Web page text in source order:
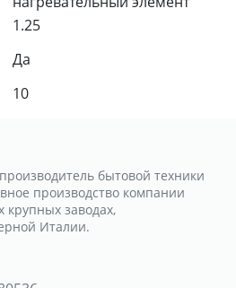
1.25
Да
10
бытовой техники
производство компании
крупных заводах,
Италии.